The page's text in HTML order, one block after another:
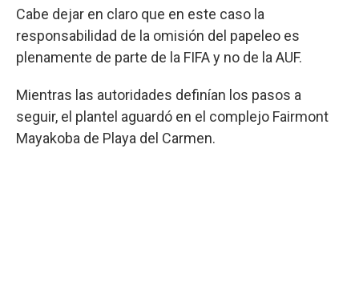
Cabe dejar en claro que en este caso la
responsabilidad de la omisión del papeleo es
plenamente de parte de la FIFA y no de la AUF.
Mientras las autoridades definían los pasos a
seguir, el plantel aguardó en el complejo Fairmont
Mayakoba de Playa del Carmen.